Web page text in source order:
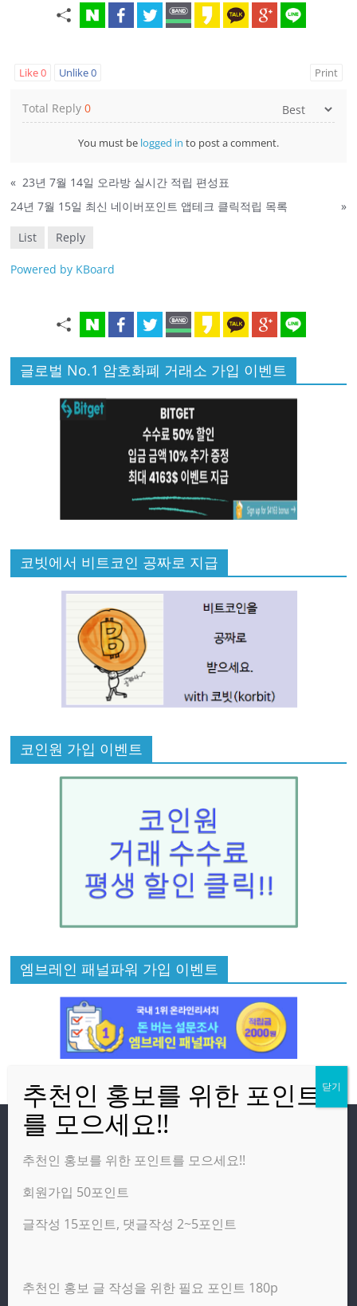
Like0 Unlike0 Print
Total Reply0
You must be logged in to post a comment.
« 23년 7월 14일 오라방 실시간 적립 편성표
24년 7월 15일 최신 네이버포인트 앱테크 클릭적립 목록
»
List Reply
Powered by KBoard
글로벌 No.1 암호화폐 거래소 가입 이벤트
코빗에서 비트코인 공짜로 지급
코인원 가입 이벤트
엠브레인 패널파워 가입 이벤트
방문자
온라인 방문자:25
오늘의 조회수:998
광고 제휴 홍보 일반 문의 : apptechgo@naver.com
추천인 홍보를 위한 포인트를 모으세요!!
회원가입 50포인트
글작성 15포인트, 댓글작성 2~5포인트
추천인 홍보 글 작성을 위한 필요 포인트 180p